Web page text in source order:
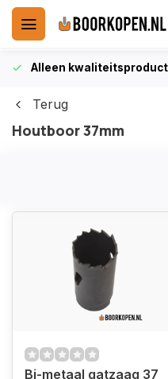
Alleen
Terug
Houtboor 37mm
Bi-metaal gatzaag 37